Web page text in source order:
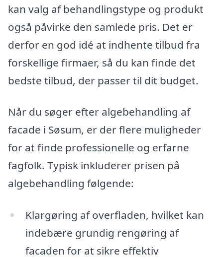
kan valg af behandlingstype og produkt
også påvirke den samlede pris. Det er
derfor en god idé at indhente tilbud fra
forskellige firmaer, så du kan finde det
bedste tilbud, der passer til dit budget.
Når du søger efter algebehandling af
facade i Søsum, er der flere muligheder
for at finde professionelle og erfarne
fagfolk. Typisk inkluderer prisen på
algebehandling følgende:
Klargøring af overfladen, hvilket kan
indebære grundig rengøring af
facaden for at sikre effektiv